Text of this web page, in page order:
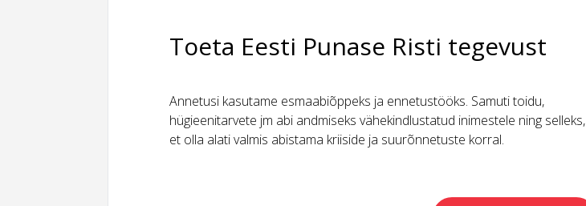
Toeta Eesti Punase Risti tegevust
Annetusi kasutame esmaabiõppeks ja ennetustööks. Samuti toidu,
hügieenitarvete jm abi andmiseks vähekindlustatud inimestele ning selleks,
et olla alati valmis abistama kriiside ja suurõnnetuste korral.